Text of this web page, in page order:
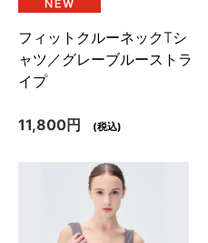
フィットクルーネックTシ
ャツ／グレーブルーストラ
イプ
11,800円 (税込)